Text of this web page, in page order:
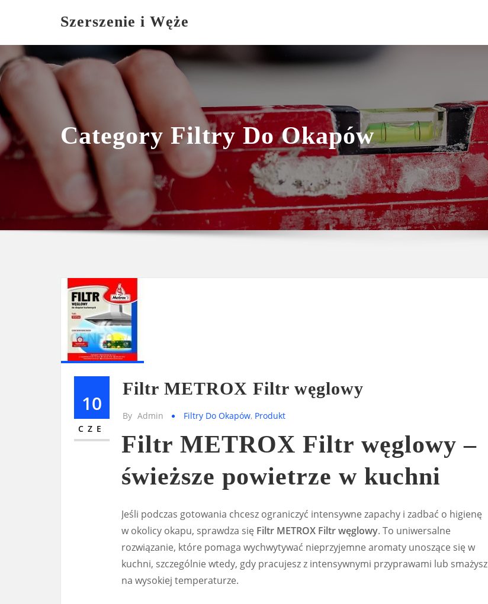
Szerszenie i Węże
Category Filtry Do Okapów
10
CZE
Filtr METROX Filtr węglowy
By Admin Filtry Do Okapów, Produkt
Filtr METROX Filtr węglowy –
świeższe powietrze w kuchni
Jeśli podczas gotowania chcesz ograniczyć intensywne zapachy i zadbać o higienę
w okolicy okapu, sprawdza się Filtr METROX Filtr węglowy. To uniwersalne
rozwiązanie, które pomaga wychwytywać nieprzyjemne aromaty unoszące się w
kuchni, szczególnie wtedy, gdy pracujesz z intensywnymi przyprawami lub smażysz
na wysokiej temperaturze.